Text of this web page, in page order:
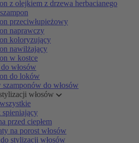
z olejkiem z drzewa herbacianego
przeciwłupieżowy
naprawczy
koloryzujący
nawilżający
w kostce
włosów
do loków
szamponów do włosów
włosów
spieniający
przed ciepłem
na porost włosów
stylizacji włosów